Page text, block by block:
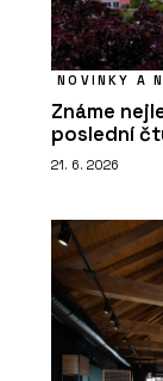
NOVINKY A
Známe
poslední
21. 6. 2026